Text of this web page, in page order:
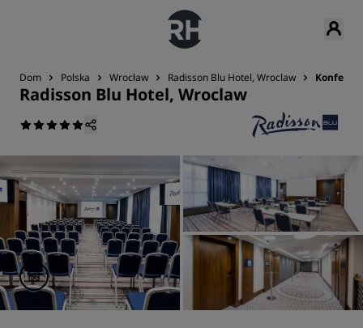
Dom Polska Wrocław Radisson Blu Hotel, Wroclaw
Radisson Blu Hotel, Wroclaw